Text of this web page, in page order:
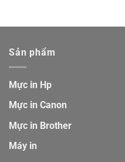
Sản phẩm
Mực in Hp
Mực in Canon
Mực in Brother
Máy in